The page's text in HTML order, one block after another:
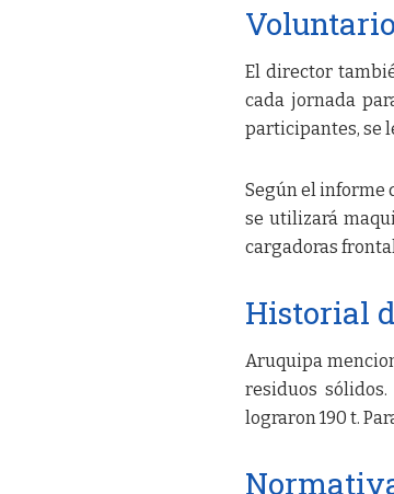
El director
cada jornada
participantes, se
Según el informe
se utilizará
cargadoras
Historial
Aruquipa
residuos
lograron 190 t.